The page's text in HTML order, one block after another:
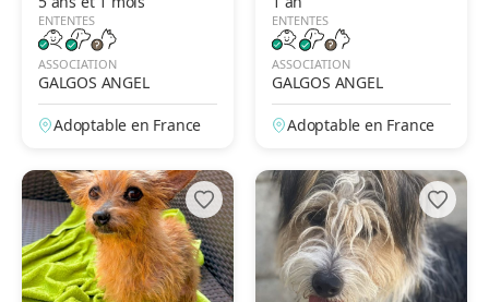
ENTENTES
ASSOCIATION
GALGOS ANGEL
Adoptable en France
ENTENTES
ASSOCIATION
GALGOS ANGEL
Adoptable en France